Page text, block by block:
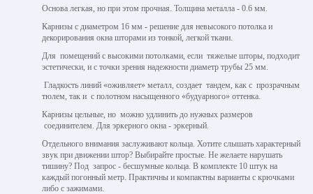
Основа легкая, но при этом прочная. Толщина металла - 0.6 мм.
Карнизы с диаметром 16 мм - решение для невысокого потолка и
декорирования окна шторами из тонкой, легкой ткани.
Для помещений с высокими потолками, если тяжелые шторы, подходит
эстетически, и с точки зрения надежности диаметр трубы 25 мм.
Гладкость линий «оживляет» металл, создает тандем, как с прозрачным
тюлем, так и с полотном насыщенного «будуарного» оттенка.
Карнизы цельные, но можно удлинить до нужных размеров
соединителем. Для эркерного окна - эркерный.
Отдельного внимания заслуживают кольца. Хотите слышать характерный
звук при движении штор? Выбирайте простые. Не желаете нарушать
тишину? Под запрос - бесшумные кольца. В комплекте 10 штук на
каждый погонный метр. Практичны и компактны варианты с крючками
либо с зажимами.